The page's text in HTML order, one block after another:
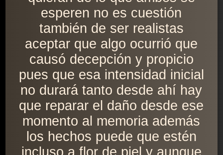
esperen no es cuestión
también de ser realistas
aceptar que algo ocurrió que
causó decepción y propicio
pues que esa intensidad inicial
no durará tanto desde ahí hay
que reparar el daño desde ese
momento al memoria además
los hechos puede que estén